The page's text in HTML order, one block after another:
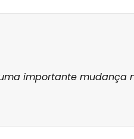
importante mudança